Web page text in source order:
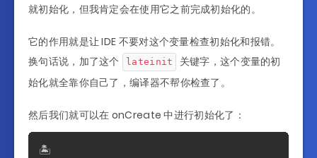
就初始化，但我肯定会在使用它之前完成初始化的。
它的作用就是让 IDE 不要对这个变量检查初始化和报错。
换句话说，加了这个
lateinit
关键字，这个变量的初
始化就全靠你自己了，编译器不帮你检查了。
然后我们就可以在 onCreate 中进行初始化了：
🏝️